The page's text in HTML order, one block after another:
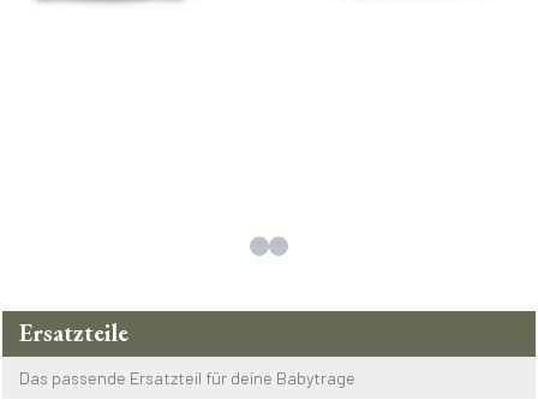
Ersatzteile
Das passende Ersatzteil für deine Babytrage